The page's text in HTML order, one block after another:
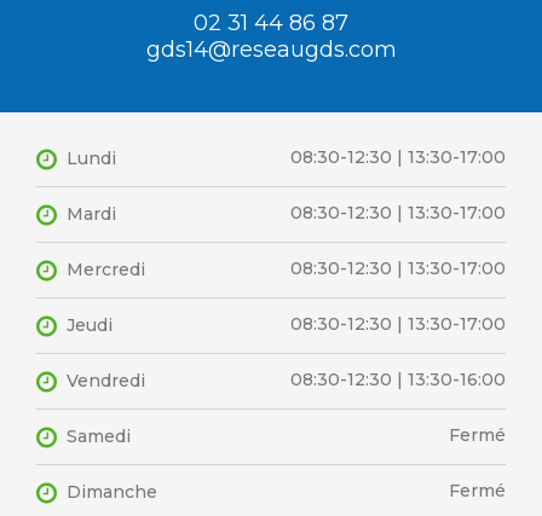
02 31 44 86 87
gds14@reseaugds.com
Lundi 08:30-12:30 | 13:30-17:00
Mardi 08:30-12:30 | 13:30-17:00
Mercredi 08:30-12:30 | 13:30-17:00
Jeudi 08:30-12:30 | 13:30-17:00
Vendredi 08:30-12:30 | 13:30-16:00
Samedi Fermé
Dimanche Fermé